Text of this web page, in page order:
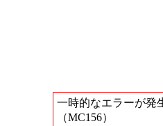
一時的なエラーが発
（MC156）